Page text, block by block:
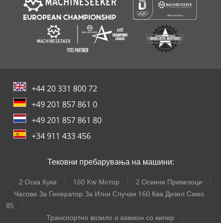
+44 20 331 800 72
+49 201 857 861 0
+49 201 857 861 80
+34 911 433 456
Тековни пребарувања на машини:
2 Оска Кука 160 Kw Мотор
2 Оскини Привезоци
Часови За Генератор За Итни Случаи 160 Ква Дизел Само
85
Транспортно возило и камион со кипер